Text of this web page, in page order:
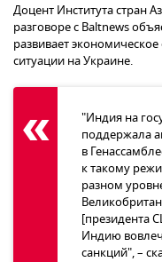
Доцент Института стран
разговоре с Baltnews
развивает
ситуации на Украине.
"Индия на
поддержала
в
к такому
разном
[президента
Индию
санкций", –